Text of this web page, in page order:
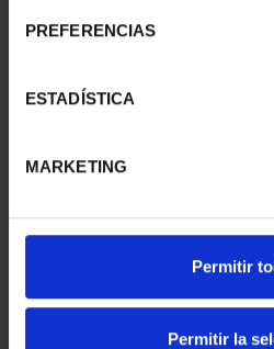
PREFERENCIAS
ESTADÍSTICA
MARKETING
Permitir
Permitir la
registrados
SUSCRIPCIÓN
CAPITALES DE